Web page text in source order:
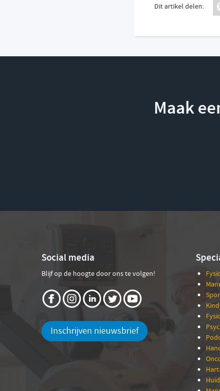
Dit artikel delen:
Maak
Social media
Blijf op de hoogte door ons te volgen!
Inschrijven nieuwsbrief